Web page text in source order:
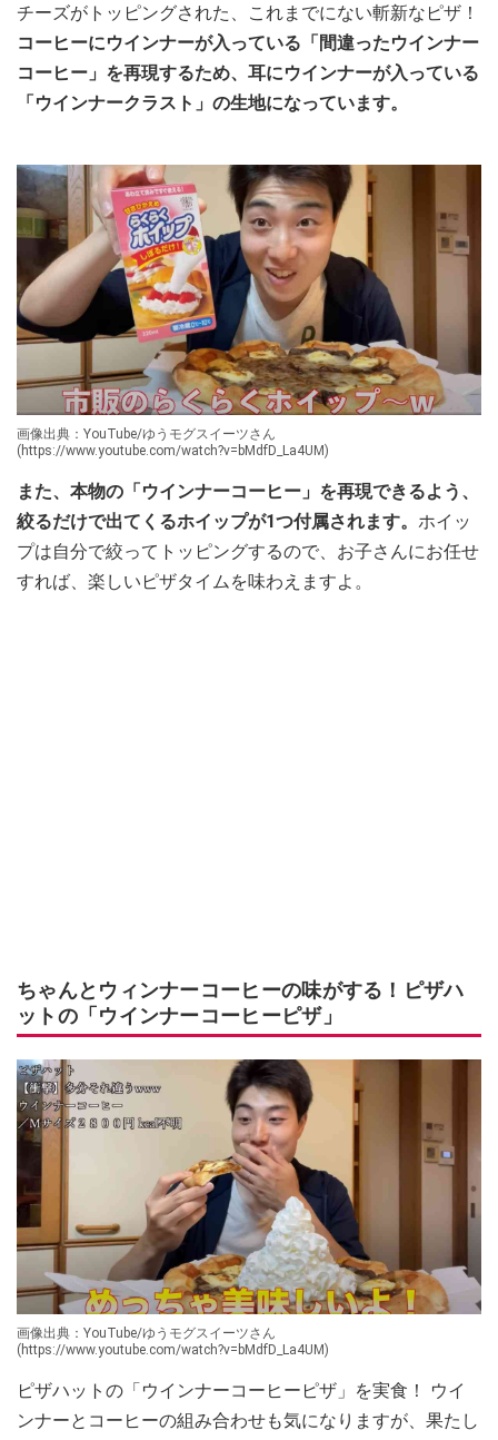
チーズがトッピングされた、これまでにない斬新なピザ！
コーヒーにウインナーが入っている「間違ったウインナー
コーヒー」を再現するため、耳にウインナーが入っている
「ウインナークラスト」の生地になっています。
画像出典：YouTube/ゆうモグスイーツさん
(https://www.youtube.com/watch?v=bMdfD_La4UM)
また、本物の「ウインナーコーヒー」を再現できるよう、
絞るだけで出てくるホイップが1つ付属されます。 ホイッ
プは自分で絞ってトッピングするので、お子さんにお任せ
すれば、楽しいピザタイムを味わえますよ。
ちゃんとウィンナーコーヒーの味がする！ピザハ
ットの「ウインナーコーヒーピザ」
画像出典：YouTube/ゆうモグスイーツさん
(https://www.youtube.com/watch?v=bMdfD_La4UM)
ピザハットの「ウインナーコーヒーピザ」を実食！ ウイ
ンナーとコーヒーの組み合わせも気になりますが、果たし